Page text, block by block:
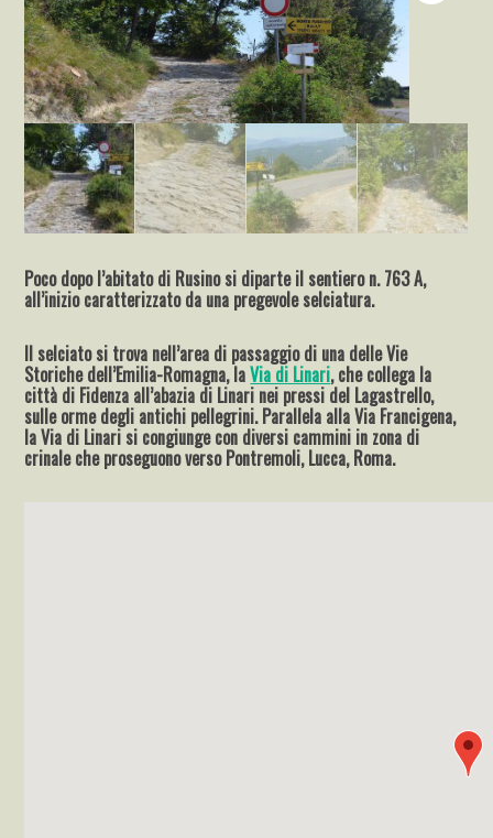
Poco dopo l’abitato di Rusino si diparte il sentiero n. 763 A,
all’inizio caratterizzato da una pregevole selciatura.
Il selciato si trova nell’area di passaggio di una delle Vie
Storiche dell’Emilia-Romagna, laVia di Linari, che collega la
città di Fidenza all’abazia di Linari nei pressi del Lagastrello,
sulle orme degli antichi pellegrini. Parallela alla Via Francigena,
la Via di Linari si congiunge con diversi cammini in zona di
crinale che proseguono verso Pontremoli, Lucca, Roma.